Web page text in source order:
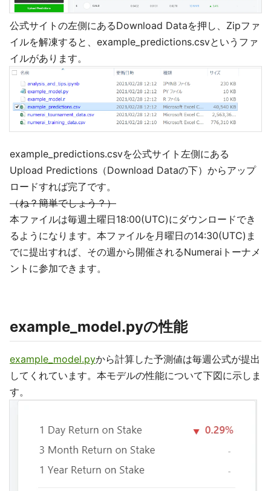
公式サイトの左側にあるDownload Dataを押し、Zipファ
イルを解凍すると、example_predictions.csvというファ
イルがあります。
example_predictions.csvを公式サイト左側にある
Upload Predictions（Download Dataの下）からアップ
ロードすれば完了です。
（ね？簡単でしょう？）
本ファイルは毎週土曜日18:00(UTC)にダウンロードでき
るようになります。本ファイルを月曜日の14:30(UTC)ま
でに提出すれば、その週から開催されるNumeraiトーナメ
ントに参加できます。
example_model.pyの性能
example_model.pyから計算した予測値は毎週公式が提出
してくれています。本モデルの性能について下図に示しま
す。